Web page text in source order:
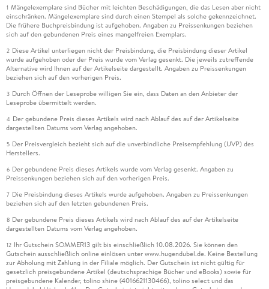
1 Mängelexemplare sind Bücher mit leichten Beschädigungen, die das Lesen aber nicht
einschränken. Mängelexemplare sind durch einen Stempel als solche gekennzeichnet.
Die frühere Buchpreisbindung ist aufgehoben. Angaben zu Preissenkungen beziehen
sich auf den gebundenen Preis eines mangelfreien Exemplars.
2 Diese Artikel unterliegen nicht der Preisbindung, die Preisbindung dieser Artikel
wurde aufgehoben oder der Preis wurde vom Verlag gesenkt. Die jeweils zutreffende
Alternative wird Ihnen auf der Artikelseite dargestellt. Angaben zu Preissenkungen
beziehen sich auf den vorherigen Preis.
3 Durch Öffnen der Leseprobe willigen Sie ein, dass Daten an den Anbieter der
Leseprobe übermittelt werden.
4 Der gebundene Preis dieses Artikels wird nach Ablauf des auf der Artikelseite
dargestellten Datums vom Verlag angehoben.
5 Der Preisvergleich bezieht sich auf die unverbindliche Preisempfehlung (UVP) des
Herstellers.
6 Der gebundene Preis dieses Artikels wurde vom Verlag gesenkt. Angaben zu
Preissenkungen beziehen sich auf den vorherigen Preis.
7 Die Preisbindung dieses Artikels wurde aufgehoben. Angaben zu Preissenkungen
beziehen sich auf den letzten gebundenen Preis.
8 Der gebundene Preis dieses Artikels wird nach Ablauf des auf der Artikelseite
dargestellten Datums vom Verlag angehoben.
12 Ihr Gutschein SOMMER13 gilt bis einschließlich 10.08.2026. Sie können den
Gutschein ausschließlich online einlösen unter www.hugendubel.de. Keine Bestellung
zur Abholung mit Zahlung in der Filiale möglich. Der Gutschein ist nicht gültig für
gesetzlich preisgebundene Artikel (deutschsprachige Bücher und eBooks) sowie für
preisgebundene Kalender, tolino shine (4016621130466), tolino select und das